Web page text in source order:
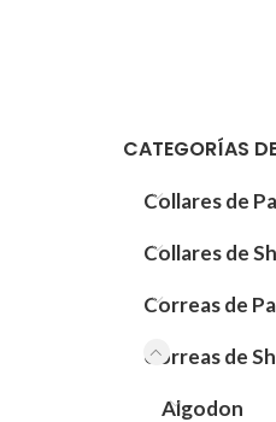
CATEGORÍAS
Collares de
Collares de
Correas de
Correas de
Algodon